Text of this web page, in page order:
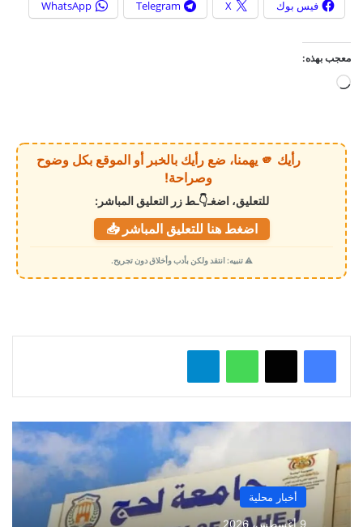
فيس بوك X
Telegram
WhatsApp
معجب بهذه:
ي
م
ي
رأيك 🫵 يهمنا، ضع رأيك بالخبر أو الموقع بكل وضوح
وصراحة!
للتعليق، اضغـ👇ـط زر التعليق المباشر:
اضغط هنا للتعليق المباشر 📥
⚠️ تنبيه: انتقد ولكن بأدب وأخلاق دون تجريح.
واتساب
أخبار محلية
9 أغسطس، 2026